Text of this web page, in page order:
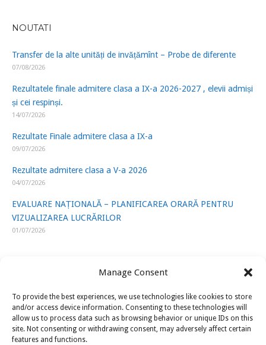
Manage Consent
To provide the best experiences, we use technologies like cookies to store
and/or access device information. Consenting to these technologies will
allow us to process data such as browsing behavior or unique IDs on this
site. Not consenting or withdrawing consent, may adversely affect certain
features and functions.
NOUTATI
Transfer de la alte unități de invățămînt – Probe de diferente
07/08/2026
Rezultatele finale admitere clasa a IX-a 2026-2027 , elevii admiși
și cei respinși.
14/07/2026
Rezultate Finale admitere clasa a IX-a
09/07/2026
Rezultate admitere clasa a V-a 2026
04/07/2026
EVALUARE NAȚIONALĂ – PLANIFICAREA ORARĂ PENTRU
VIZUALIZAREA LUCRĂRILOR
01/07/2026
LINK-URI UTILE
ISJ Prahova